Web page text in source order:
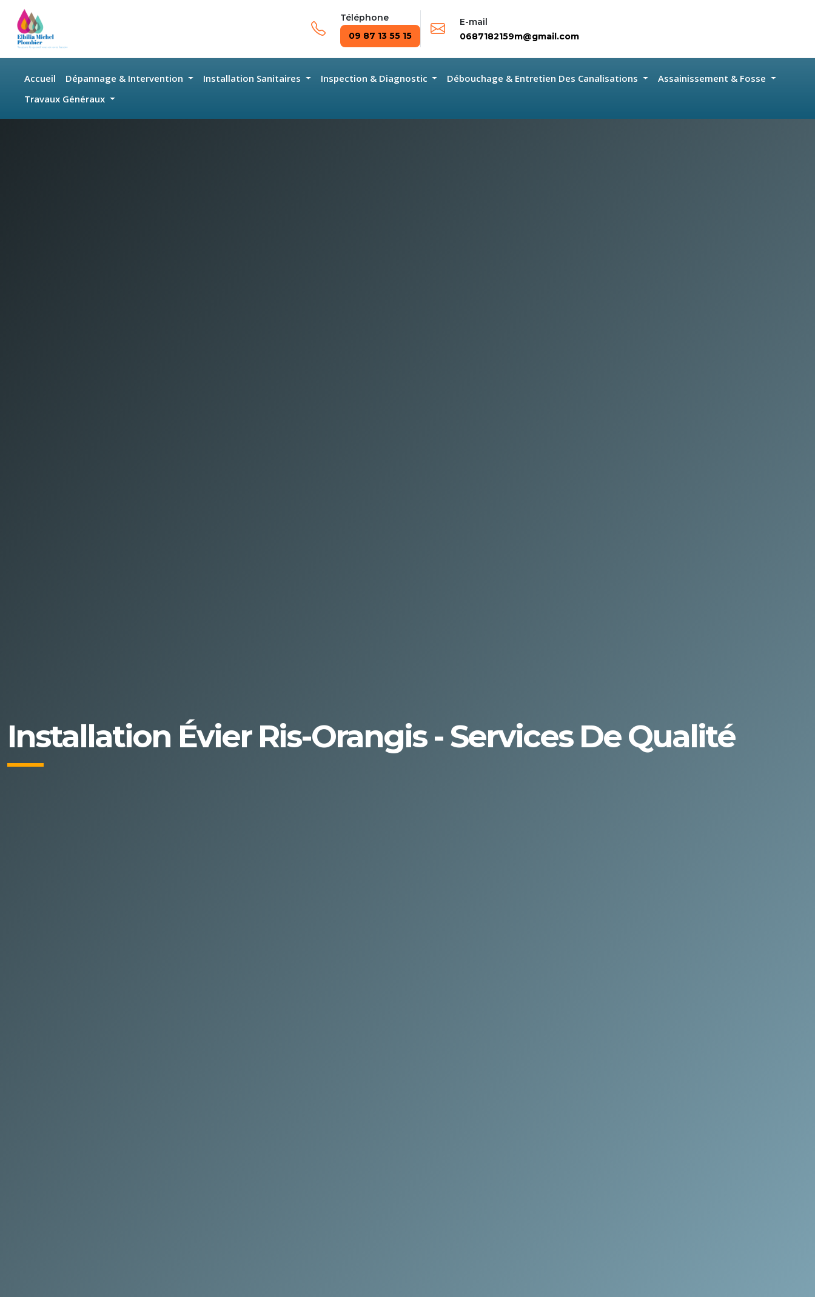
Skip to main content
Téléphone
09 87 13 55 15
E-mail
0687182159m@gmail.com
Accueil Dépannage & Intervention Installation Sanitaires Inspection & Diagnostic Débouchage & Entretien Des Canalisations
Assainissement & Fosse
Travaux Généraux
Installation Évier Ris-Orangis - Services De Qualité